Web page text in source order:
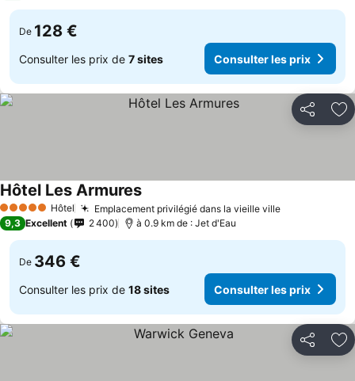
De 128 €
Consulter les prix de 7 sites Consulter les prix
Partager
5 Étoiles Hôtel Emplacement privilégié dans la vieille ville
Hôtel Les Armures
9,3 Excellent 2 400 à 0.9 km de : Jet d'Eau
De 346 €
Consulter les prix de 18 sites Consulter les prix
Partager